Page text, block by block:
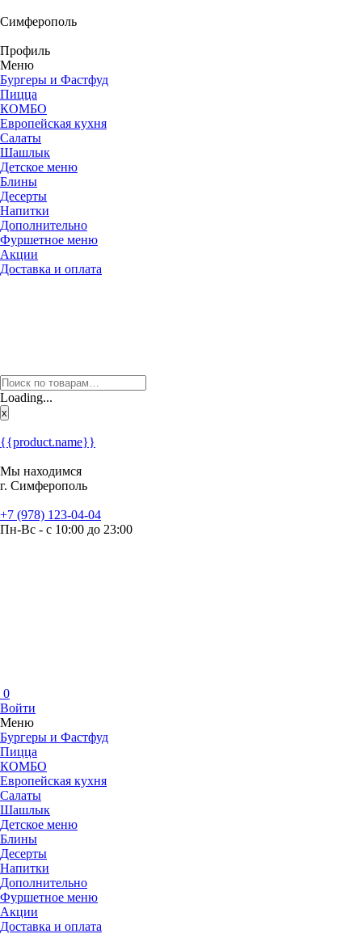
Симферополь
Профиль
Меню
Бургеры и Фастфуд
Пицца
КОМБО
Европейская кухня
Салаты
Шашлык
Детское меню
Блины
Десерты
Напитки
Дополнительно
Фуршетное меню
Акции
Доставка и оплата
Loading...
x
{{product.name}}
Мы находимся
г. Симферополь
+7 (978) 123-04-04
Пн-Вс - с 10:00 до 23:00
0
Войти
Меню
Бургеры и Фастфуд
Пицца
КОМБО
Европейская кухня
Салаты
Шашлык
Детское меню
Блины
Десерты
Напитки
Дополнительно
Фуршетное меню
Акции
Доставка и оплата